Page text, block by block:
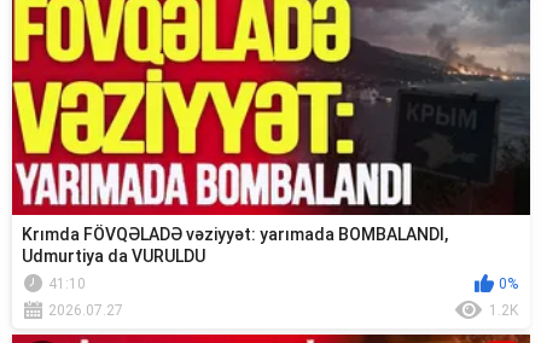
Krımda FÖVQƏLADƏ vəziyyət: yarımada BOMBALANDI,
Udmurtiya da VURULDU
41:10
0%
2026.07.27
1.2K